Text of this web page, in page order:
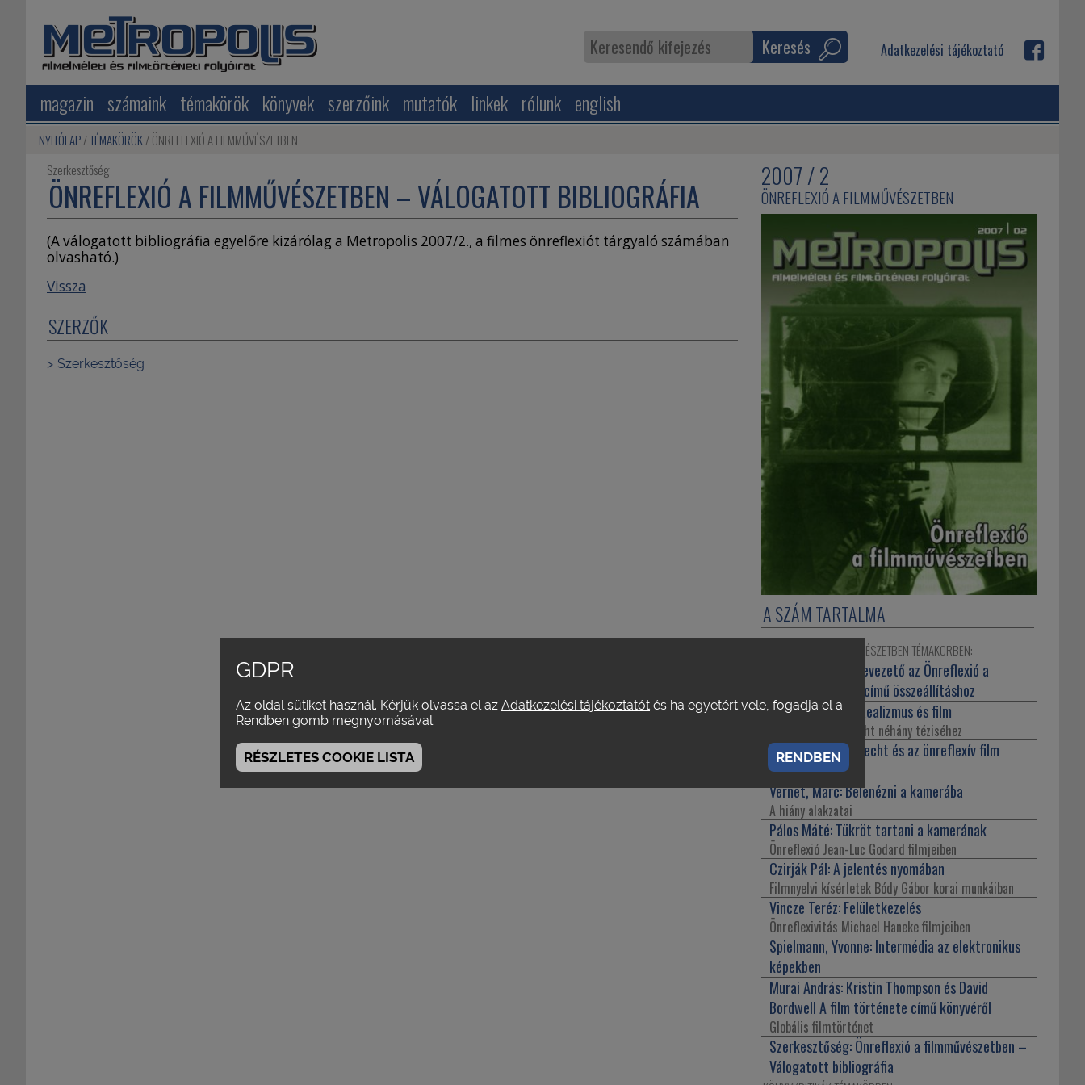
magazin számaink témakörök könyvek szerzőink mutatók linkek rólunk english
Keresés Adatkezelési tájékoztató
NYITÓLAP TÉMAKÖRÖK ÖNREFLEXIÓ A FILMMŰVÉSZETBEN
Szerkesztőség
ÖNREFLEXIÓ A FILMMŰVÉSZETBEN – VÁLOGATOTT BIBLIOGRÁFIA
(A válogatott bibliográfia egyelőre kizárólag a Metropolis 2007/2., a filmes önreflexiót tárgyaló számában
olvasható.)
Vissza
SZERZŐK
Szerkesztőség
2007 / 2
ÖNREFLEXIÓ A FILMMŰVÉSZETBEN
A SZÁM TARTALMA
ÖNREFLEXIÓ A FILMMŰVÉSZETBEN TÉMAKÖRBEN:
Bevezető az Önreflexió a
filmművészetben című összeállításhoz
MacCabe, Colin:
Realizmus és film
Megjegyzések Brecht néhány téziséhez
Polan, Dana B.: Brecht és az önreflexív film
politikája
Vernet, Marc:Belenézni a kamerába
A hiány alakzatai
Pálos Máté:Tükröt tartani a kamerának
Önreflexió Jean-Luc Godard filmjeiben
Czirják Pál:A jelentés nyomában
Filmnyelvi kísérletek Bódy Gábor korai munkáiban
Vincze Teréz:Felületkezelés
Önreflexivitás Michael Haneke filmjeiben
Spielmann, Yvonne:Intermédia az elektronikus
képekben
Murai András:Kristin Thompson és David
Bordwell A film története című könyvéről
Globális filmtörténet
Szerkesztőség:Önreflexió a filmművészetben –
Válogatott bibliográfia
GDPR
Az oldal sütiket használ. Kérjük olvassa el az Adatkezelési tájékoztatót és ha egyetért vele, fogadja el a
Rendben gomb megnyomásával.
RÉSZLETES COOKIE LISTA RENDBEN